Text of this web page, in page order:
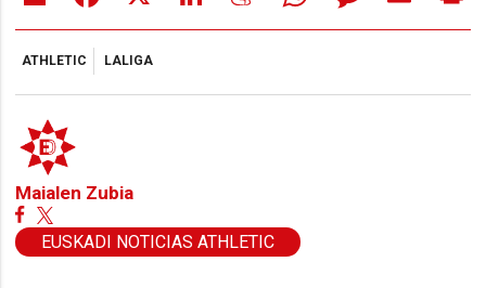
ATHLETIC LALIGA
Maialen Zubia
EUSKADI NOTICIAS ATHLETIC